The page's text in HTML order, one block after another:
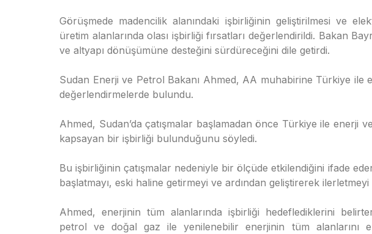
Görüşmede madencilik alanındaki işbirliğinin geliştirilmesi ve
üretim alanlarında olası işbirliği fırsatları değerlendirildi. Bakan
ve altyapı dönüşümüne desteğini sürdüreceğini dile getirdi.
Sudan Enerji ve Petrol Bakanı Ahmed, AA muhabirine Türkiye ile
değerlendirmelerde bulundu.
Ahmed, Sudan’da çatışmalar başlamadan önce Türkiye ile enerji
kapsayan bir işbirliği bulunduğunu söyledi.
Bu işbirliğinin çatışmalar nedeniyle bir ölçüde etkilendiğini ifade
başlatmayı, eski haline getirmeyi ve ardından geliştirerek
Ahmed, enerjinin tüm alanlarında işbirliği hedeflediklerini
petrol ve doğal gaz ile yenilenebilir enerjinin tüm alanlarını